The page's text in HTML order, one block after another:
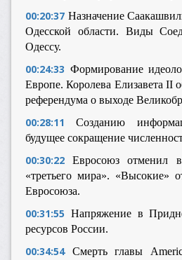
00:20:37 Назначение
Одесской области. Виды
Одессу.
00:24:33 Формирование
Европе. Королева Елизавета II
референдума о выходе
00:28:11
Созданию
будущее сокращение
00:30:22
Евросоюз отменил
«третьего мира». «Высокие»
Евросоюза.
00:31:55 Напряжение в
ресурсов России.
00:34:54
Смерть главы